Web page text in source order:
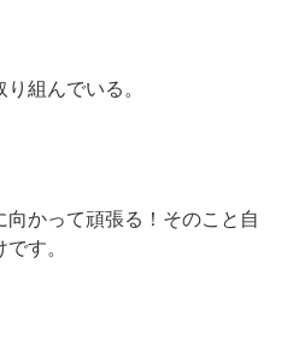
組んでいる。
向かって頑張る！そのこと自
す。